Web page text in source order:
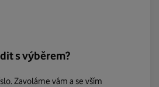
s výběrem?
Zavoláme vám a se vším